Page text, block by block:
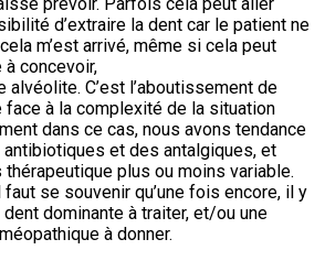
d’extraire la dent car le patient ne
m’est arrivé, même si cela peut
concevoir,
alvéolite. C’est l’aboutissement de
face à la complexité de la situation
dans ce cas, nous avons tendance
et des antalgiques, et
thérapeutique plus ou moins variable.
faut se souvenir qu’une fois encore, il y
dominante à traiter, et/ou une
à donner.